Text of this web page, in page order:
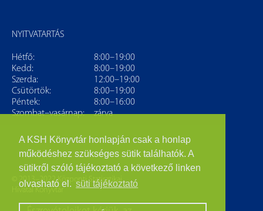
A KSH Könyvtár honlapján csak a honlap
működéshez szükséges sütik találhatók. A
sütikről szóló tájékoztató a következő linken
olvasható el. süti tájékoztató
NYITVATARTÁS
Hétfő:
8:00–19:00
Kedd:
8:00–19:00
Szerda:
12:00–19:00
Csütörtök:
8:00–19:00
Péntek:
8:00–16:00
Szombat–vasárnap:
zárva
© 2013–2022 Központi Statisztikai